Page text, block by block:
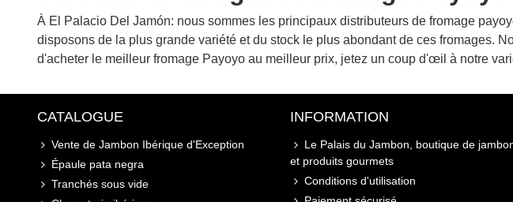
À El Palacio Del Jamón: nous sommes les principaux distributeurs de fromage
disposons de la plus grande variété et du stock le plus abondant de ces fromages.
d'acheter le meilleur fromage Payoyo au meilleur prix, jetez un coup d'œil à notre
CATALOGUE
Vente de Jambon Ibérique d'Exception
Épaule pata negra
Tranchés sous vide
INFORMATION
Le Palais du Jambon, boutique de
et produits gourmets
Conditions d'utilisation